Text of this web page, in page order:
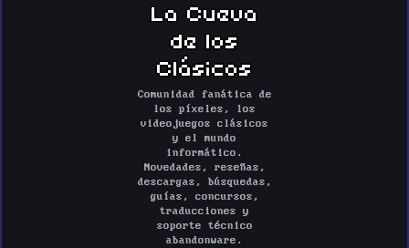
La Cueva
de los
Clásicos
Comunidad fanática de
los píxeles, los
videojuegos clásicos
y el mundo
informático.
Novedades, reseñas,
descargas, búsquedas,
guías, concursos,
traducciones y
soporte técnico
abandonware.